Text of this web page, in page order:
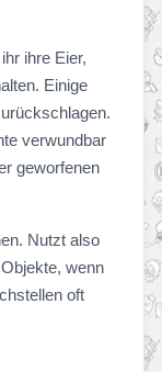
ihre Eier,
Einige
verwundbar
geworfenen
Nutzt also
wenn
oft